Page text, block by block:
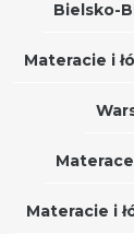
Bielsko-
Materacie i
Materacie i